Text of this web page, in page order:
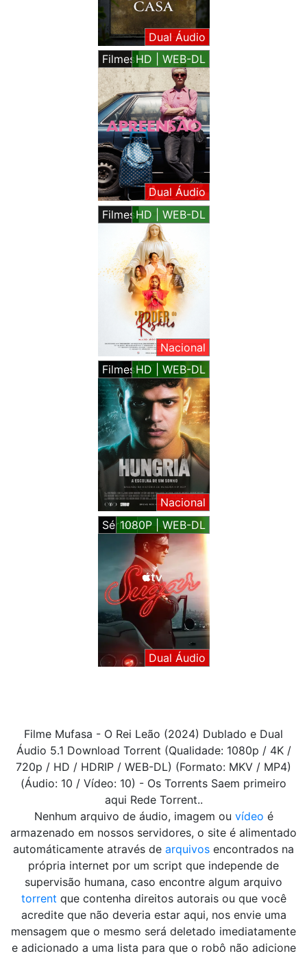
Dual Áudio
FilmesHD | WEB-DL
Dual Áudio
FilmesHD | WEB-DL
Nacional
FilmesHD | WEB-DL
Nacional
Séries1080P | WEB-DL
Dual Áudio
Filme Mufasa - O Rei Leão (2024) Dublado e Dual
Áudio 5.1 Download Torrent (Qualidade: 1080p / 4K /
720p / HD / HDRIP / WEB-DL) (Formato: MKV / MP4)
(Áudio: 10 / Vídeo: 10) - Os Torrents Saem primeiro
aqui Rede Torrent..
Nenhum arquivo de áudio, imagem ou vídeo é
armazenado em nossos servidores, o site é alimentado
automáticamente através de arquivos encontrados na
própria internet por um script que independe de
supervisão humana, caso encontre algum arquivo
torrent que contenha direitos autorais ou que você
acredite que não deveria estar aqui, nos envie uma
mensagem que o mesmo será deletado imediatamente
e adicionado a uma lista para que o robô não adicione